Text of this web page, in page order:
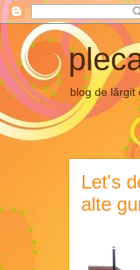
blog de lărgit
Let's
alte